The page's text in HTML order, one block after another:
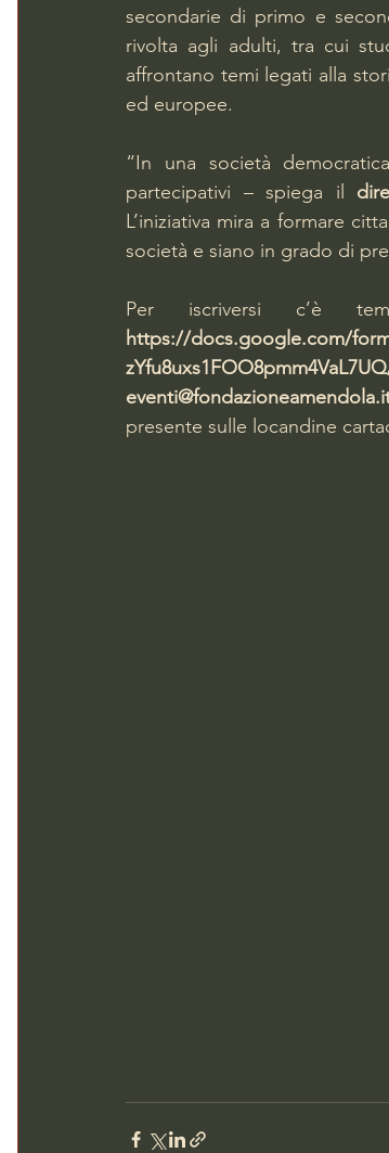
secondarie di primo e
rivolta agli adulti, tra cui
affrontano temi legati alla
ed europee.
“In una società
partecipativi – spiega il
L’iniziativa mira a formare
società e siano in grado di
Per iscriversi c’è
https://docs.google.com/
presente sulle locandine